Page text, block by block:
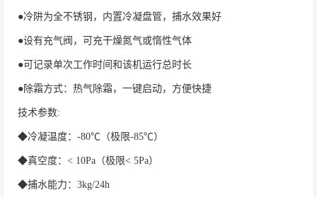
●冷阱为全不锈钢，内置冷凝盘管，捕水效果好
●设有充气阀，可充干燥氮气或惰性气体
●可记录单次工作时间和该机运行总时长
●除霜方式：热气除霜，一键启动，方便快捷
技术参数:
◆冷凝温度：-80℃（极限-85℃）
◆真空度：< 10Pa（极限< 5Pa）
◆捕水能力：3kg/24h